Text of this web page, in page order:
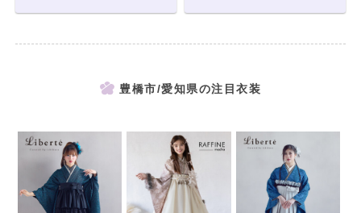
豊橋市/愛知県の注目衣装